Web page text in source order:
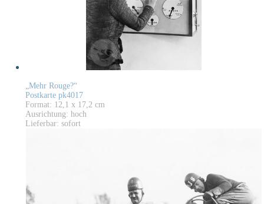
„Mehr Rouge?“
Postkarte pk4017
Format: 12,1 x 17,2 cm
Ausrichtung: hoch
Lieferbar: sofort